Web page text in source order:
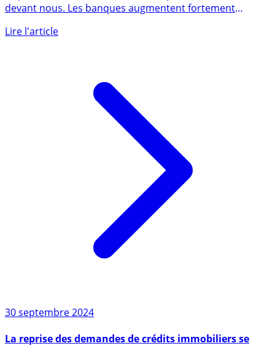
devant nous. Les banques augmentent fortement
30 septembre 2024